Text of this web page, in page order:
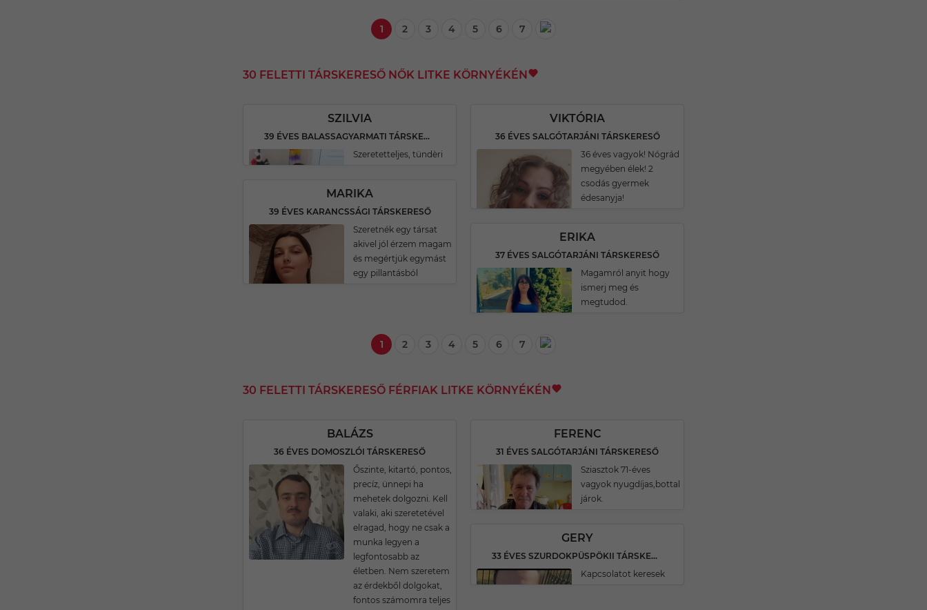
1 2 3 4 5 6 7
30 FELETTI TÁRSKERESŐ NŐK LITKE KÖRNYÉKÉN
SZILVIA
39 ÉVES BALASSAGYARMATI TÁRSKERESŐ
Szeretetteljes, tündèri
MARIKA
39 ÉVES KARANCSSÁGI TÁRSKERESŐ
Szeretnék egy társat
akivel jól érzem magam
és megértjük egymást
egy pillantásból
VIKTÓRIA
36 ÉVES SALGÓTARJÁNI TÁRSKERESŐ
36 éves vagyok! Nógrád
megyében élek! 2
csodás gyermek
édesanyja!
ERIKA
37 ÉVES SALGÓTARJÁNI TÁRSKERESŐ
Magamról anyit hogy
ismerj meg és
megtudod.
1 2 3 4 5 6 7
30 FELETTI TÁRSKERESŐ FÉRFIAK LITKE KÖRNYÉKÉN
BALÁZS
36 ÉVES DOMOSZLÓI TÁRSKERESŐ
Őszinte, kitartó, pontos,
precíz, ünnepi ha
mehetek dolgozni. Kell
valaki, aki szeretetével
elragad, hogy ne csak a
munka legyen a
legfontosabb az
életben. Nem szeretem
az érdekből dolgokat,
fontos számomra teljes
FERENC
31 ÉVES SALGÓTARJÁNI TÁRSKERESŐ
Sziasztok 71-éves
vagyok nyugdíjas,bottal
járok.
GERY
33 ÉVES SZURDOKPÜSPÖKII TÁRSKERESŐ
Kapcsolatot keresek